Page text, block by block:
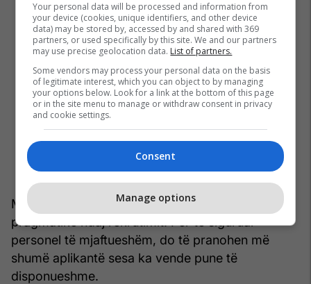
Ministria e Mbrojtjes thotë se po ndjek një qasje
pragmatike ndaj rekrutimit. Për të siguruar
personel të mjaftueshëm, do të pranohen më
shumë aplikantë sesa ka vende pune të
disponueshme.
Your personal data will be processed and information from
your device (cookies, unique identifiers, and other device
data) may be stored by, accessed by and shared with 369
partners, or used specifically by this site. We and our partners
may use precise geolocation data. List of partners.
Some vendors may process your personal data on the basis
of legitimate interest, which you can object to by managing
your options below. Look for a link at the bottom of this page
or in the site menu to manage or withdraw consent in privacy
and cookie settings.
Consent
Manage options